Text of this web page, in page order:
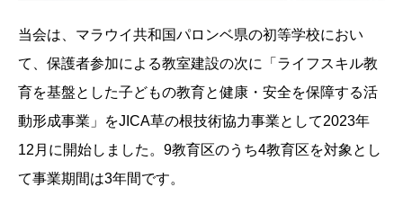
当会は、マラウイ共和国パロンベ県の初等学校におい
て、保護者参加による教室建設の次に「ライフスキル教
育を基盤とした子どもの教育と健康・安全を保障する活
動形成事業」をJICA草の根技術協力事業として2023年
12月に開始しました。9教育区のうち4教育区を対象とし
て事業期間は3年間です。